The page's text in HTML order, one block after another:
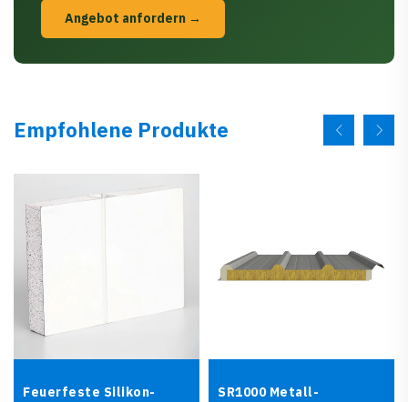
Angebot anfordern →
Empfohlene Produkte
Feuerfeste Silikon-
SR1000 Metall-